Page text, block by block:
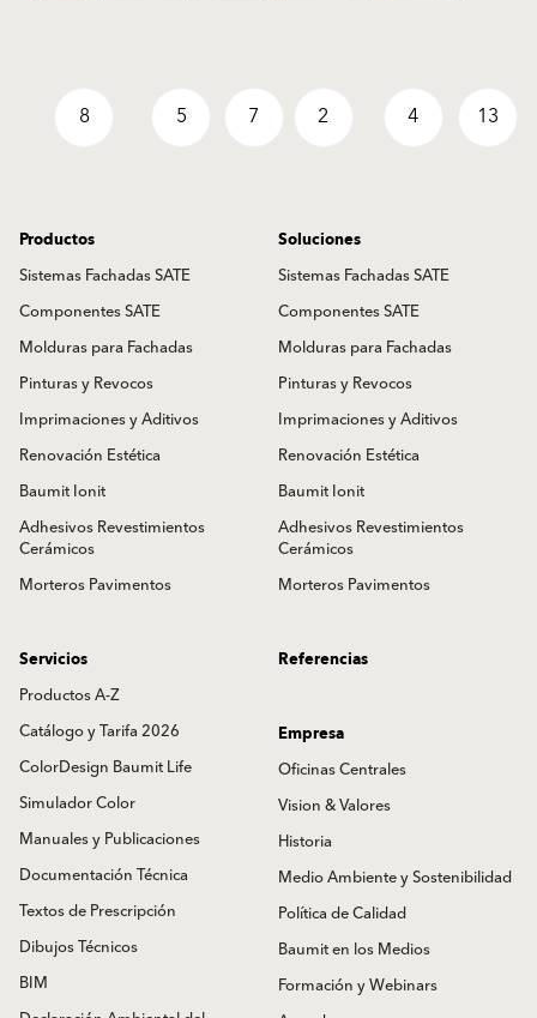
2 4
5 7
8 13
Productos
Sistemas Fachadas SATE
Componentes SATE
Molduras para Fachadas
Pinturas y Revocos
Imprimaciones y Aditivos
Renovación Estética
Baumit Ionit
Adhesivos Revestimientos
Cerámicos
Morteros Pavimentos
Soluciones
Sistemas Fachadas SATE
Componentes SATE
Molduras para Fachadas
Pinturas y Revocos
Imprimaciones y Aditivos
Renovación Estética
Baumit Ionit
Adhesivos Revestimientos
Cerámicos
Morteros Pavimentos
Servicios
Productos A-Z
Catálogo y Tarifa 2026
ColorDesign Baumit Life
Simulador Color
Manuales y Publicaciones
Documentación Técnica
Textos de Prescripción
Dibujos Técnicos
BIM
Referencias
Empresa
Oficinas Centrales
Vision & Valores
Historia
Medio Ambiente y Sostenibilidad
Política de Calidad
Baumit en los Medios
Formación y Webinars